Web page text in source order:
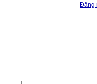
Đăng